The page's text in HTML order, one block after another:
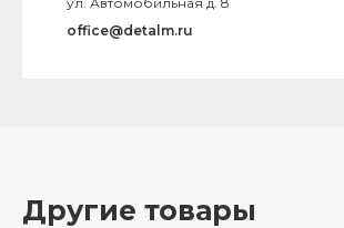
office@detalm.ru
Другие товары